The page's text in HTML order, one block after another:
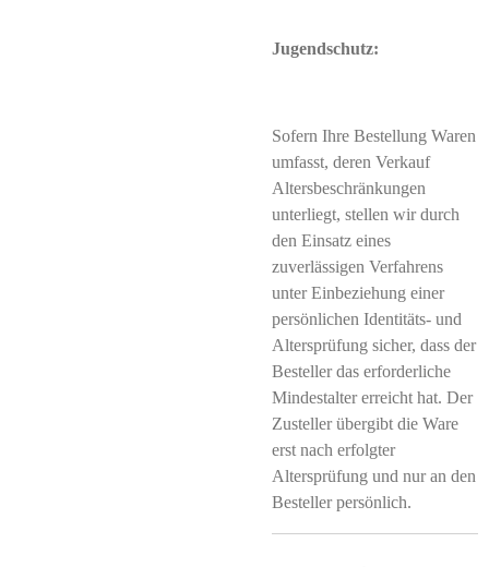
Jugendschutz:
Sofern Ihre Bestellung Waren
umfasst, deren Verkauf
Altersbeschränkungen
unterliegt, stellen wir durch
den Einsatz eines
zuverlässigen Verfahrens
unter Einbeziehung einer
persönlichen Identitäts- und
Altersprüfung sicher, dass der
Besteller das erforderliche
Mindestalter erreicht hat. Der
Zusteller übergibt die Ware
erst nach erfolgter
Altersprüfung und nur an den
Besteller persönlich.